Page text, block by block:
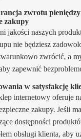
zwrotu
zakupy
jakości naszych
nie będziesz
zwrócić, a
zapewnić
w satysfakcję
internetowy oferuje
zakupy. Jeśli
dostępności
obsługi klienta, aby